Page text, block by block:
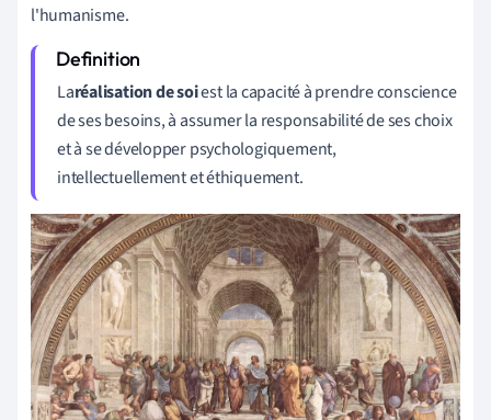
l'humanisme.
Laréalisation de soiest la capacité à prendre conscience
de ses besoins, à assumer la responsabilité de ses choix
et à se développer psychologiquement,
intellectuellement et éthiquement.